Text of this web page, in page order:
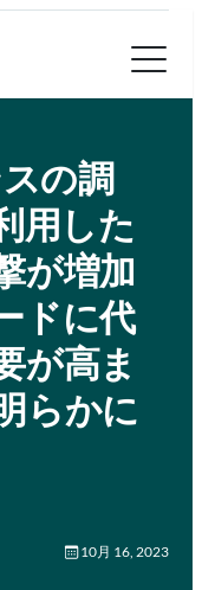
の調
用した
が増加
ドに代
が高ま
らかに
10月 16, 2023